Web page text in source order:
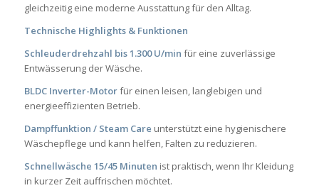
gleichzeitig eine moderne Ausstattung für den Alltag.
Technische Highlights & Funktionen
Schleuderdrehzahl bis 1.300 U/min für eine zuverlässige
Entwässerung der Wäsche.
BLDC Inverter-Motorfür einen leisen, langlebigen und
energieeffizienten Betrieb.
Dampffunktion / Steam Care unterstützt eine hygienischere
Wäschepflege und kann helfen, Falten zu reduzieren.
Schnellwäsche 15/45 Minuten ist praktisch, wenn Ihr Kleidung
in kurzer Zeit auffrischen möchtet.